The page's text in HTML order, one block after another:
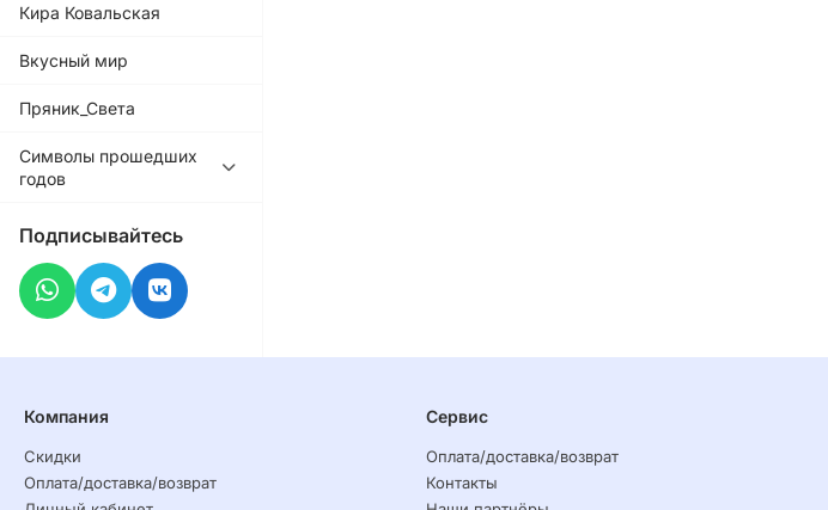
Кира Ковальская
Вкусный мир
Пряник_Света
Символы прошедших
годов
Подписывайтесь
Компания
Скидки
Оплата/доставка/возврат
Сервис
Оплата/доставка/возврат
Контакты